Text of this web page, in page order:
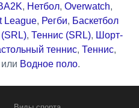
, Нетбол, Overwatch,
League, Регби, Баскетбол
, Теннис (SRL), Шорт-
теннис, Теннис,
Водное поло.